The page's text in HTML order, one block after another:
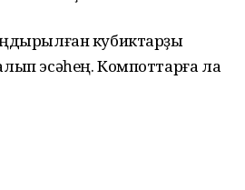
кубиктарҙы
эсәһең. Компоттарға ла